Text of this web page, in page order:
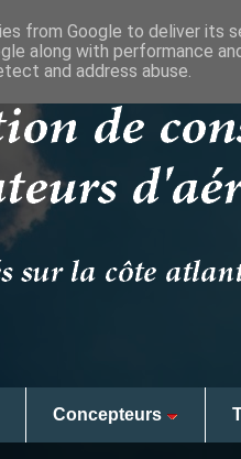
Concepteurs
from Google to deliver its
along with performance
and address abuse.